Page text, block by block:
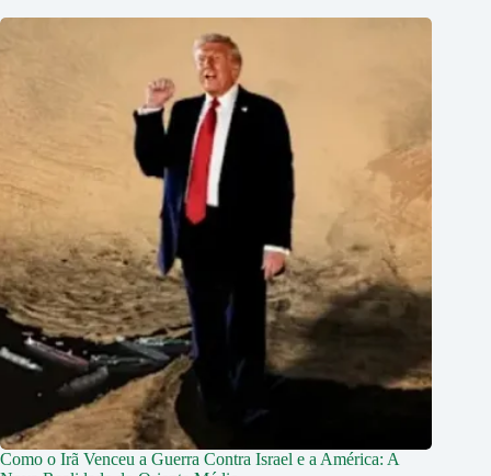
Como o Irã Venceu a Guerra Contra Israel e a América: A